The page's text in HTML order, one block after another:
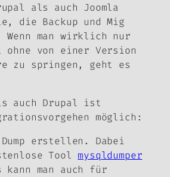
als auch Joomla
die Backup und Mig
man wirklich nur
ohne von einer Version
zu springen, geht es
auch Drupal ist
möglich:
erstellen. Dabei
Tool mysqldumper
man auch für